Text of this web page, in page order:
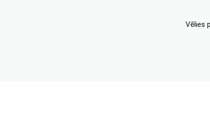
Vēlies